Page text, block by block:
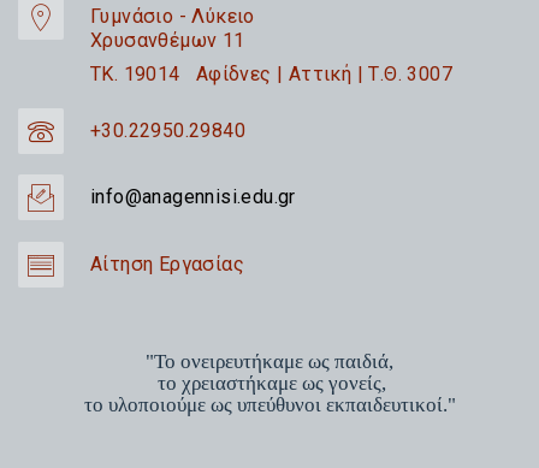
Γυμνάσιο - Λύκειο
Χρυσανθέμων 11
TK. 19014 Αφίδνες | Αττική | Τ.Θ. 3007
+30.22950.29840
info@anagennisi.edu.gr
Αίτηση Εργασίας
"Το ονειρευτήκαμε ως παιδιά,
το χρειαστήκαμε ως γονείς,
το υλοποιούμε ως υπεύθυνοι εκπαιδευτικοί."